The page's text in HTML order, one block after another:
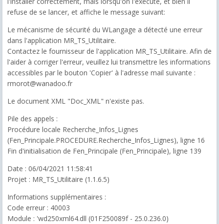
refuse de se lancer, et affiche le message suivant:
Le mécanisme de sécurité du WLangage a détecté une erreur
dans l'application MR_TS_Utilitaire.
Contactez le fournisseur de l'application MR_TS_Utilitaire. Afin de
l'aider à corriger l'erreur, veuillez lui transmettre les informations
accessibles par le bouton 'Copier' à l'adresse mail suivante :
rmorot@wanadoo.fr
Le document XML "Doc_XML" n'existe pas.
Pile des appels :
Procédure locale Recherche_Infos_Lignes
(Fen_Principale.PROCEDURE.Recherche_Infos_Lignes), ligne 16
Fin d'initialisation de Fen_Principale (Fen_Principale), ligne 139
Date : 06/04/2021 11:58:41
Projet : MR_TS_Utilitaire (1.1.6.5)
Informations supplémentaires :
Code erreur : 40003
Module : 'wd250xml64.dll (01F250089f - 25.0.236.0)